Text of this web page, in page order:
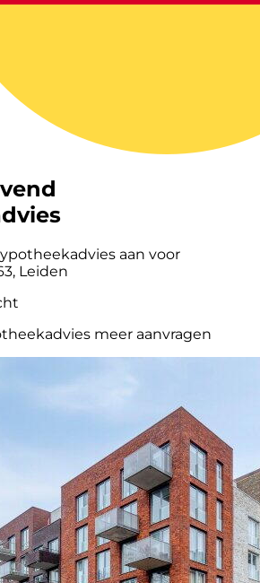
aan voor
Leiden
meer aanvragen